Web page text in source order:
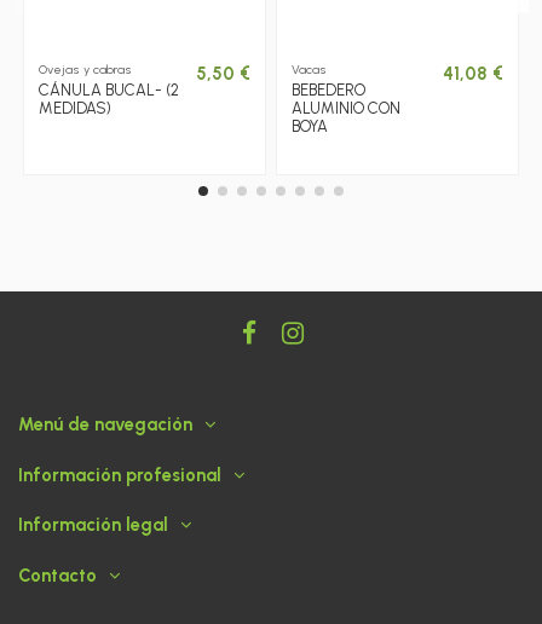
Ovejas y cabras
CÁNULA BUCAL- (2
MEDIDAS)
5,50 € Vacas
BEBEDERO
ALUMINIO CON
BOYA
41,08 €
Menú de navegación
Información profesional
Información legal
Contacto